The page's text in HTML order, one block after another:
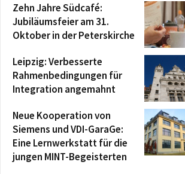
Zehn Jahre Südcafé:
Jubiläumsfeier am 31.
Oktober in der Peterskirche
Leipzig: Verbesserte
Rahmenbedingungen für
Integration angemahnt
Neue Kooperation von
Siemens und VDI-GaraGe:
Eine Lernwerkstatt für die
jungen MINT-Begeisterten